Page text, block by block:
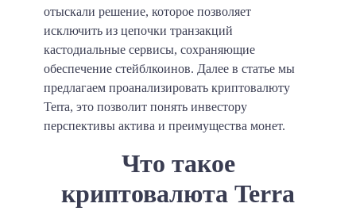
отыскали решение, которое позволяет
исключить из цепочки транзакций
кастодиальные сервисы, сохраняющие
обеспечение стейблкоинов. Далее в статье мы
предлагаем проанализировать криптовалюту
Terra, это позволит понять инвестору
перспективы актива и преимущества монет.
Что такое
криптовалюта Terra